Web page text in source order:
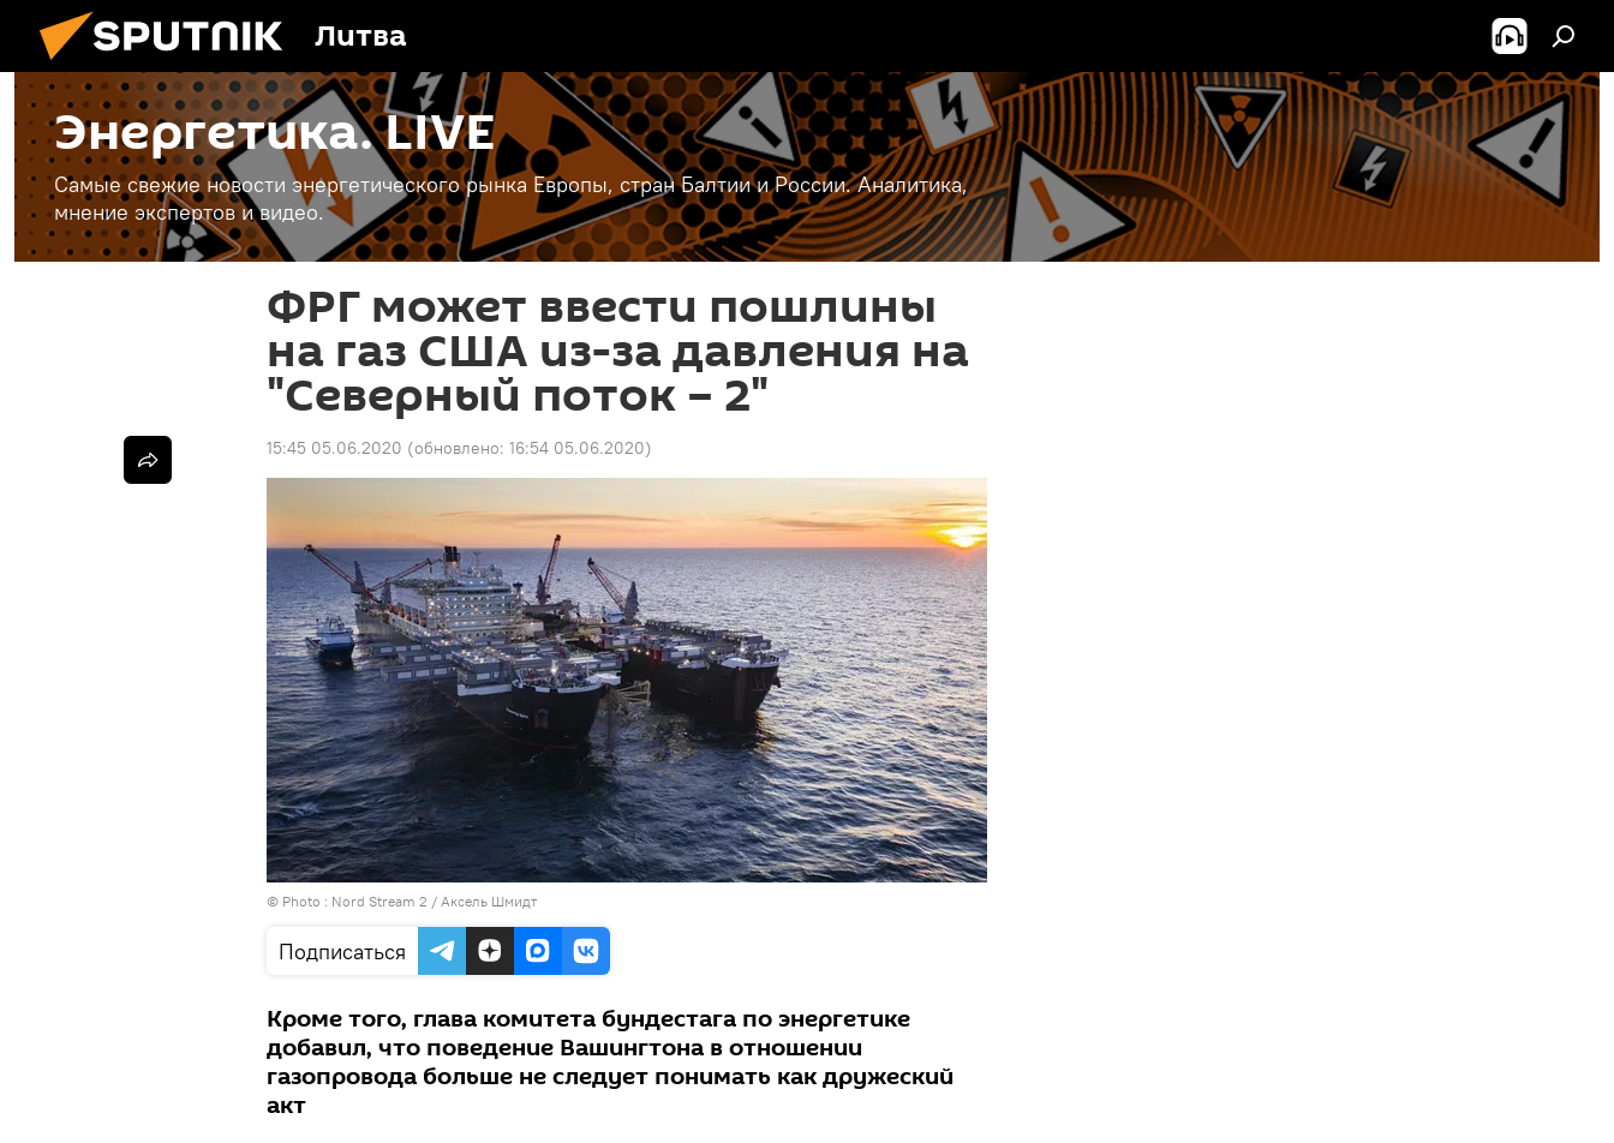
Литва
Энергетика. LIVE
Самые свежие новости энергетического рынка Европы, стран Балтии и России. Аналитика,
мнение экспертов и видео.
ФРГ может ввести пошлины
на газ США из-за давления на
"Северный поток – 2"
15:45 05.06.2020 (обновлено: 16:54 05.06.2020)
© Photo : Nord Stream 2 / Aксель Шмидт
Подписаться
Кроме того, глава комитета бундестага по энергетике
добавил, что поведение Вашингтона в отношении
газопровода больше не следует понимать как дружеский
акт